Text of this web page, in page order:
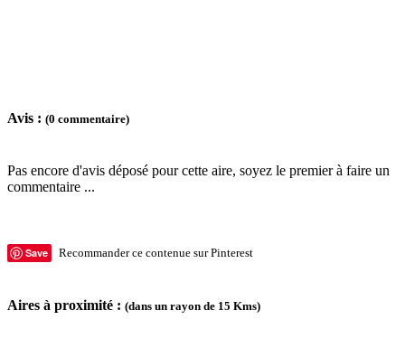
Avis : (0 commentaire)
Pas encore d'avis déposé pour cette aire, soyez le premier à faire un
commentaire ...
Save Recommander ce contenue sur Pinterest
Aires à proximité : (dans un rayon de 15 Kms)